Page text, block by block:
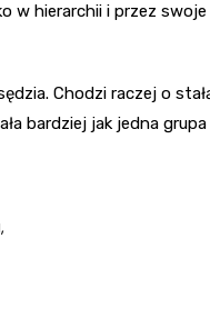
w hierarchii i przez
Chodzi raczej o
bardziej jak jedna